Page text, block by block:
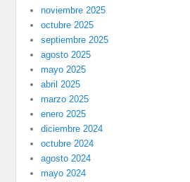
noviembre 2025
octubre 2025
septiembre 2025
agosto 2025
mayo 2025
abril 2025
marzo 2025
enero 2025
diciembre 2024
octubre 2024
agosto 2024
mayo 2024